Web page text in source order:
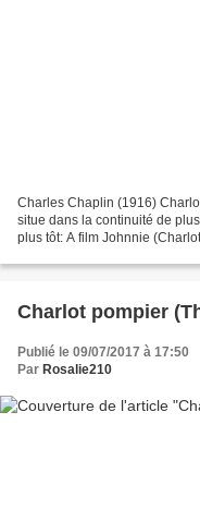
Charles Chaplin (1916)
situe dans la continuité de
plus tôt: A film Johnnie
Charlot pompier
Publié le 09/07/2017 à 17:50
Par Rosalie210